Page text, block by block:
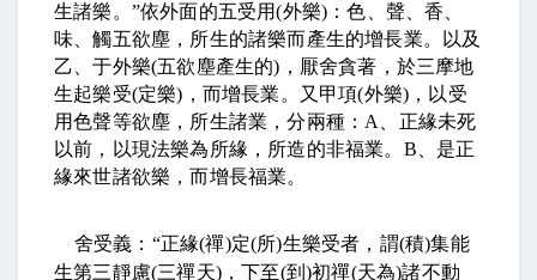
生諸樂。 ”依外面的五受用(外樂) ：色、聲、香、
味、觸五欲塵，所生的諸樂而產生的增長業。以及
乙、于外樂(五欲塵產生的) ，厭舍貪著，於三摩地
生起樂受(定樂) ，而增長業。又甲項(外樂) ，以受
用色聲等欲塵，所生諸業，分兩種： A
、正緣未死
以前，以現法樂為所緣，所造的非福業。 B 、是正
緣來世諸欲樂，而增長福業。
舍受義： “正緣(禪)定(所)生樂受者，謂(積)集能
生第三靜慮(三禪天) ，下至(到)初禪(天為)諸不動